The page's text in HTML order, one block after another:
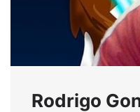
Rodrigo